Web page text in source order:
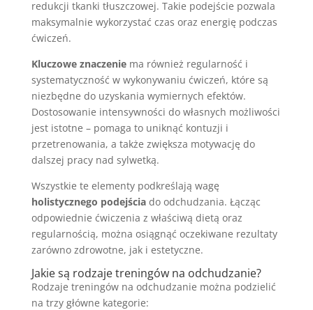
redukcji tkanki tłuszczowej. Takie podejście pozwala
maksymalnie wykorzystać czas oraz energię podczas
ćwiczeń.
Kluczowe znaczeniema również regularność i
systematyczność w wykonywaniu ćwiczeń, które są
niezbędne do uzyskania wymiernych efektów.
Dostosowanie intensywności do własnych możliwości
jest istotne – pomaga to uniknąć kontuzji i
przetrenowania, a także zwiększa motywację do
dalszej pracy nad sylwetką.
Wszystkie te elementy podkreślają wagę
holistycznego podejściado odchudzania. Łącząc
odpowiednie ćwiczenia z właściwą dietą oraz
regularnością, można osiągnąć oczekiwane rezultaty
zarówno zdrowotne, jak i estetyczne.
Jakie są rodzaje treningów na odchudzanie?
Rodzaje treningów na odchudzanie można podzielić
na trzy główne kategorie: